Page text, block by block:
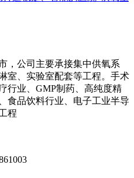
，公司主要承接集中供氧系
室、实验室配套等工程。手术
行业、GMP制药、高纯度精
食品饮料行业、电子工业半导
程